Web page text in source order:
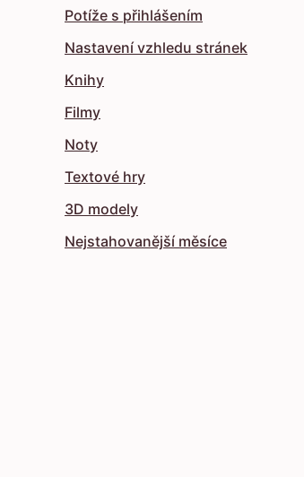
Potíže s přihlášením
Nastavení vzhledu stránek
Knihy
Filmy
Noty
Textové hry
3D modely
Nejstahovanější měsíce